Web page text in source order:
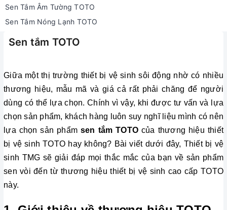
Sen Tắm Âm Tường TOTO
Sen Tắm Nóng Lạnh TOTO
Sen tắm TOTO
Giữa một thị trường thiết bị vệ sinh sôi động nhờ có nhiều
thương hiệu, mẫu mã và giá cả rất phải chăng để người
dùng có thể lựa chọn. Chính vì vậy, khi được tư vấn và lựa
chọn sản phẩm, khách hàng luôn suy nghĩ liệu mình có nên
lựa chọn sản phẩm sen tắm TOTO của thương hiệu thiết
bị vệ sinh TOTO hay không? Bài viết dưới đây, Thiết bị vệ
sinh TMG sẽ giải đáp mọi thắc mắc của bạn về sản phẩm
sen vòi đến từ thương hiệu thiết bị vệ sinh cao cấp TOTO
này.